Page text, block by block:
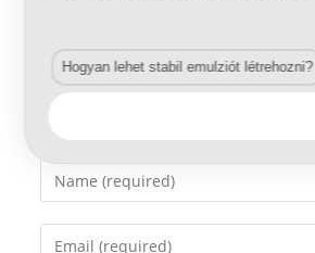
Enter
your
name
Enter
Hogyan lehet stabil emulziót létrehozni?